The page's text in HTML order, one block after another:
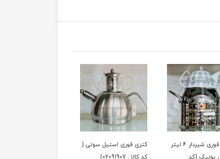
کتری قوری شیردار 4 لیتر
یونیک (کد:
کتری قوری استیل سوتی (
کد کالا : 02091907)